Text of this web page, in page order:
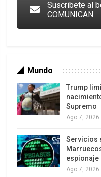
Suscribete al
COMUNICAN
Mundo
Trump
Supremo
Ago 7, 2026
Servicios
espionaje
Ago 7, 2026